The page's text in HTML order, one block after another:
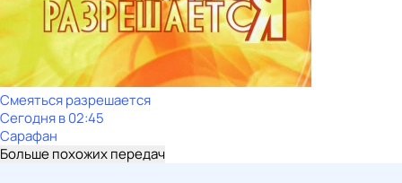
Смеяться разрешается
Сегодня в 02:45
Сарафан
Больше похожих передач